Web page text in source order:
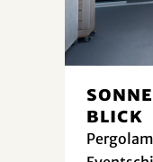
Blick